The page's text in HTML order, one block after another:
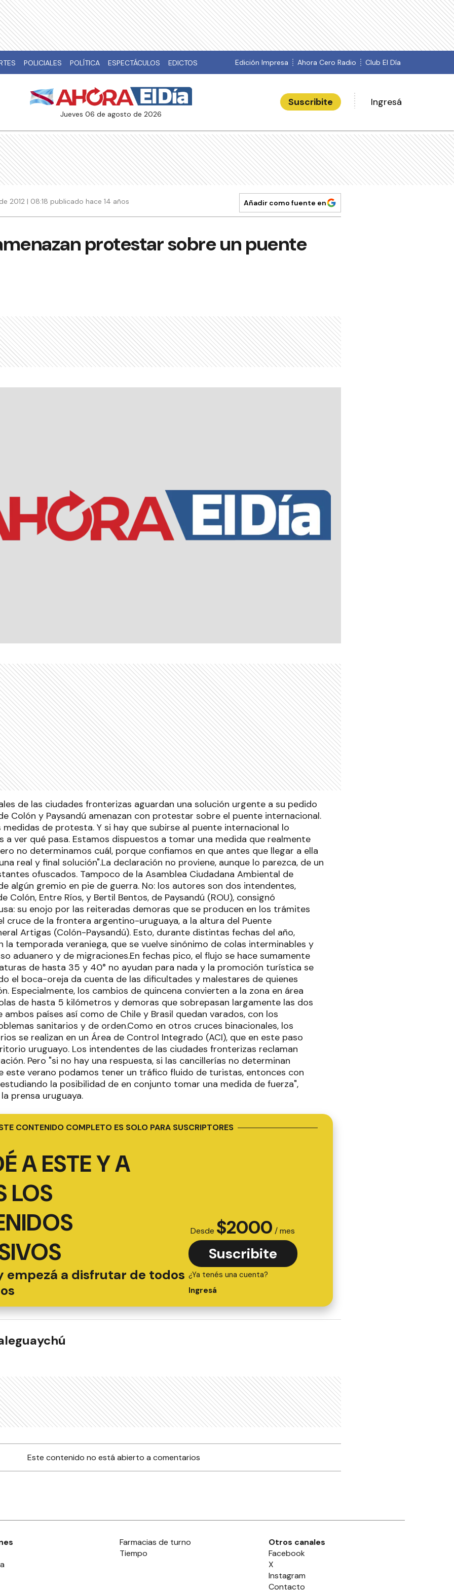
POLICIALES POLÍTICA ESPECTÁCULOS EDICTOS Edición Impresa Ahora Cero Radio Club El Día
jueves 06 de agosto de 2026
Suscribite Ingresá
2012 | 08:18 publicado hace 14 años Añadir como fuente en
protestar sobre un puente
de las ciudades fronterizas aguardan una solución urgente a su pedido
Colón y Paysandú amenazan con protestar sobre el puente internacional.
de protesta. Y si hay que subirse al puente internacional lo
a ver qué pasa. Estamos dispuestos a tomar una medida que realmente
no determinamos cuál, porque confiamos en que antes que llegar a ella
real y final solución".La declaración no proviene, aunque lo parezca, de un
ofuscados. Tampoco de la Asamblea Ciudadana Ambiental de
algún gremio en pie de guerra. No: los autores son dos intendentes,
Colón, Entre Ríos, y Bertil Bentos, de Paysandú (ROU), consignó
su enojo por las reiteradas demoras que se producen en los trámites
cruce de la frontera argentino-uruguaya, a la altura del Puente
Artigas (Colón-Paysandú). Esto, durante distintas fechas del año,
la temporada veraniega, que se vuelve sinónimo de colas interminables y
aduanero y de migraciones.En fechas pico, el flujo se hace sumamente
de hasta 35 y 40° no ayudan para nada y la promoción turística se
el boca-oreja da cuenta de las dificultades y malestares de quienes
Especialmente, los cambios de quincena convierten a la zona en área
de hasta 5 kilómetros y demoras que sobrepasan largamente las dos
ambos países así como de Chile y Brasil quedan varados, con los
sanitarios y de orden.Como en otros cruces binacionales, los
se realizan en un Área de Control Integrado (ACI), que en este paso
uruguayo. Los intendentes de las ciudades fronterizas reclaman
Pero "si no hay una respuesta, si las cancillerías no determinan
este verano podamos tener un tráfico fluido de turistas, entonces con
la posibilidad de en conjunto tomar una medida de fuerza",
prensa uruguaya.
CONTENIDO COMPLETO ES SOLO PARA SUSCRIPTORES
A ESTE Y A
LOS
empezá a disfrutar de todos
Desde $2000 / mes
Suscribite
¿Ya tenés una cuenta?
Ingresá
Este contenido no está abierto a comentarios
Farmacias de turno
Tiempo
Otros canales
Facebook
X
Instagram
Contacto